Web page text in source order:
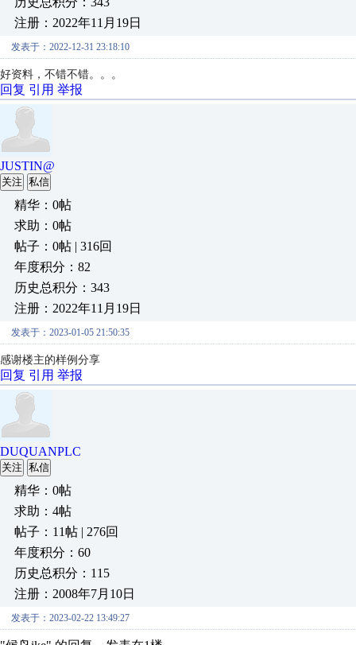
注册：2022年11月19日
发表于：2022-12-31 23:18:10
好资料，不错不错。。。
回复 引用 举报
JUSTIN@
关注 私信
精华：0帖
求助：0帖
帖子：0帖 | 316回
年度积分：82
历史总积分：343
注册：2022年11月19日
发表于：2023-01-05 21:50:35
感谢楼主的样例分享
回复 引用 举报
DUQUANPLC
关注 私信
精华：0帖
求助：4帖
帖子：11帖 | 276回
年度积分：60
历史总积分：115
注册：2008年7月10日
发表于：2023-02-22 13:49:27